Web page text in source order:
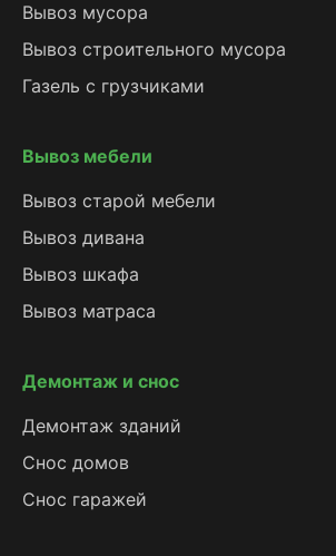
Вывоз мусора
Вывоз строительного мусора
Газель с грузчиками
Вывоз мебели
Вывоз старой мебели
Вывоз дивана
Вывоз шкафа
Вывоз матраса
Демонтаж и снос
Демонтаж зданий
Снос домов
Снос гаражей